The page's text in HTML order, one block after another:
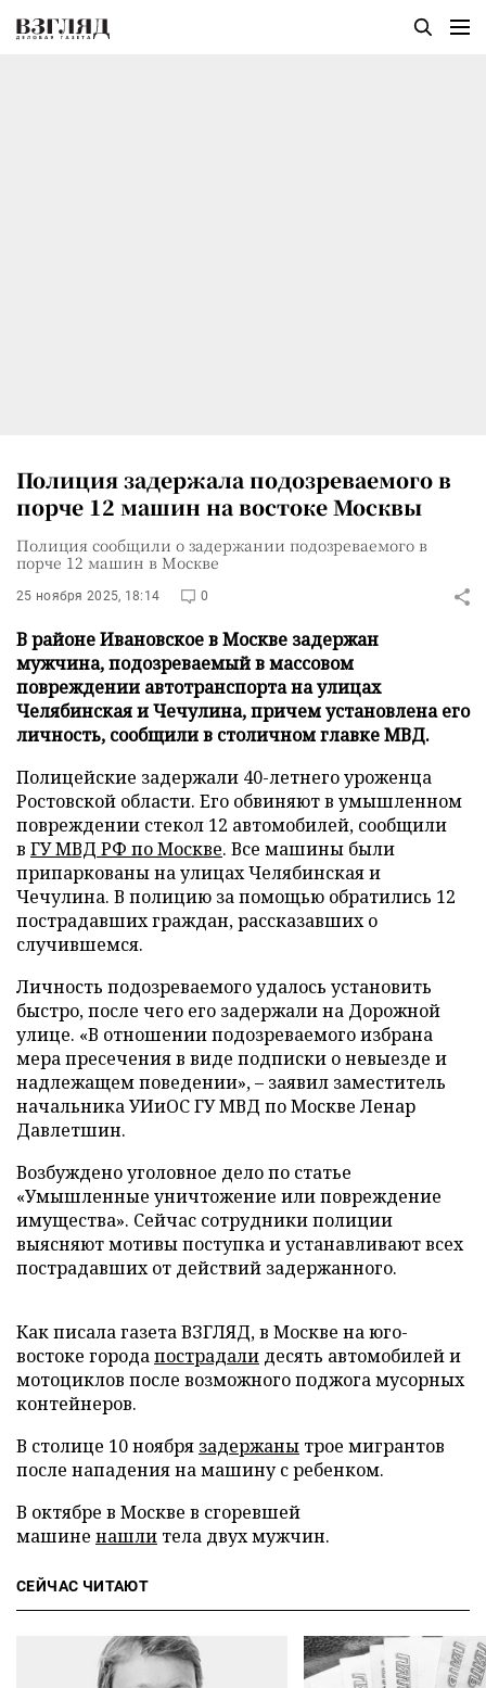
Полиция задержала подозреваемого в
порче 12 машин на востоке Москвы
Полиция сообщили о задержании подозреваемого в
порче 12 машин в Москве
25 ноября 2025, 18:14 0
В районе Ивановское в Москве задержан
мужчина, подозреваемый в массовом
повреждении автотранспорта на улицах
Челябинская и Чечулина, причем установлена его
личность, сообщили в столичном главке МВД.
Полицейские задержали 40-летнего уроженца
Ростовской области. Его обвиняют в умышленном
повреждении стекол 12 автомобилей, сообщили
в ГУ МВД РФ по Москве. Все машины были
припаркованы на улицах Челябинская и
Чечулина. В полицию за помощью обратились 12
пострадавших граждан, рассказавших о
случившемся.
Личность подозреваемого удалось установить
быстро, после чего его задержали на Дорожной
улице. «В отношении подозреваемого избрана
мера пресечения в виде подписки о невыезде и
надлежащем поведении», – заявил заместитель
начальника УИиОС ГУ МВД по Москве Ленар
Давлетшин.
Возбуждено уголовное дело по статье
«Умышленные уничтожение или повреждение
имущества». Сейчас сотрудники полиции
выясняют мотивы поступка и устанавливают всех
пострадавших от действий задержанного.
Как писала газета ВЗГЛЯД, в Москве на юго-
востоке городапострадали десять автомобилей и
мотоциклов после возможного поджога мусорных
контейнеров.
В столице 10 ноября задержаны трое мигрантов
после нападения на машину с ребенком.
В октябре в Москве в сгоревшей
машине нашли тела двух мужчин.
СЕЙЧАС ЧИТАЮТ